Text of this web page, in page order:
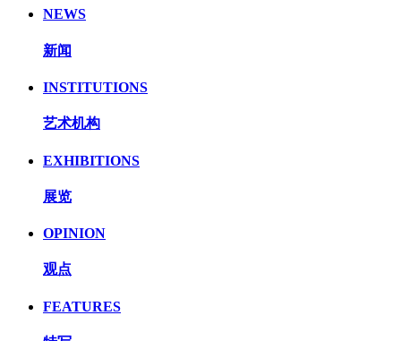
NEWS
新闻
INSTITUTIONS
艺术机构
EXHIBITIONS
展览
OPINION
观点
FEATURES